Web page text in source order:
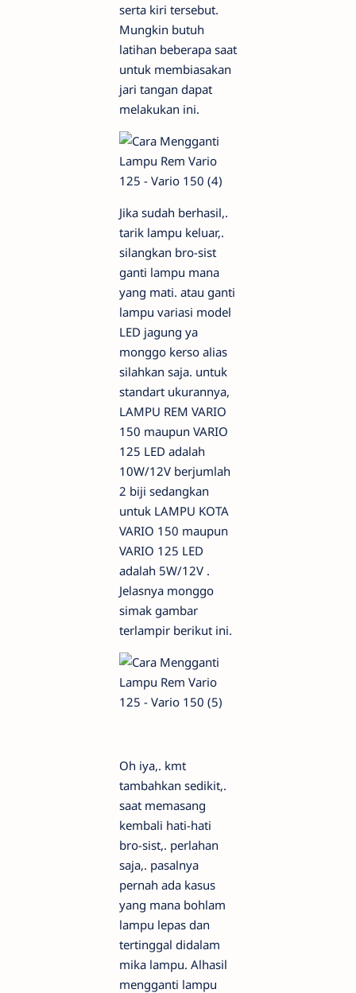
serta kiri tersebut.
Mungkin butuh
latihan beberapa saat
untuk membiasakan
jari tangan dapat
melakukan ini.
Jika sudah berhasil,.
tarik lampu keluar,.
silangkan bro-sist
ganti lampu mana
yang mati. atau ganti
lampu variasi model
LED jagung ya
monggo kerso alias
silahkan saja. untuk
standart ukurannya,
LAMPU REM VARIO
150 maupun VARIO
125 LED adalah
10W/12V berjumlah
2 biji sedangkan
untuk LAMPU KOTA
VARIO 150 maupun
VARIO 125 LED
adalah 5W/12V .
Jelasnya monggo
simak gambar
terlampir berikut ini.
Oh iya,. kmt
tambahkan sedikit,.
saat memasang
kembali hati-hati
bro-sist,. perlahan
saja,. pasalnya
pernah ada kasus
yang mana bohlam
lampu lepas dan
tertinggal didalam
mika lampu. Alhasil
mengganti lampu